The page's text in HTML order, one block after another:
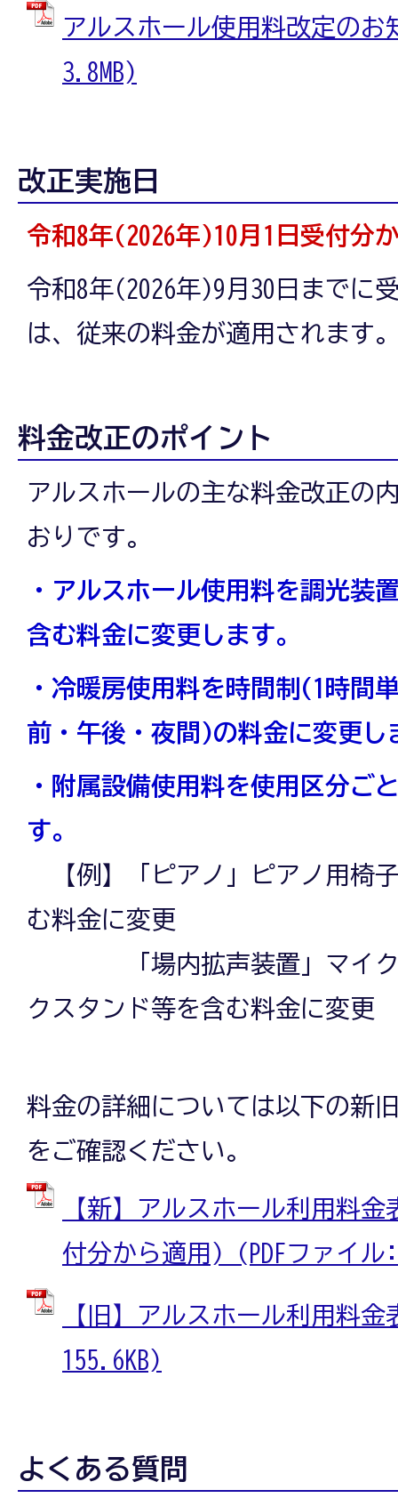
～】
ル
ス
ホ
ー
ル
の
使
用
定
に
つ
て
アルスホール使用料改定の
3.8MB)
改正実施日
令和8年(2026年)10月1日受付分
令和8年(2026年)9月30日までに
は、従来の料金が適用されます
料金改正のポイント
アルスホールの主な料金改正の
おりです。
・アルスホール使用料を調光装
含む料金に変更します。
・冷暖房使用料を時間制(1時間
前・午後・夜間)の料金に変更し
・附属設備使用料を使用区分ご
す。
【例】「ピアノ」ピアノ用椅
む料金に変更
「場内拡声装置」マイク(
クスタンド等を含む料金に変更
料金の詳細については以下の新
をご確認ください。
【新】アルスホール利用料
付分から適用) (PDFファイル
【旧】アルスホール利用料
155.6KB)
よくある質問